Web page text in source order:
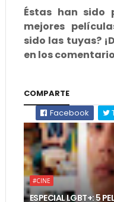
Éstas han sido
mejores
sido las tuyas?
en los
COMPARTE
Facebook
#CINE
ESPECIAL LGBT+: 5